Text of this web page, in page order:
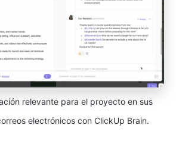
relevante para el proyecto en sus
electrónicos con ClickUp Brain.